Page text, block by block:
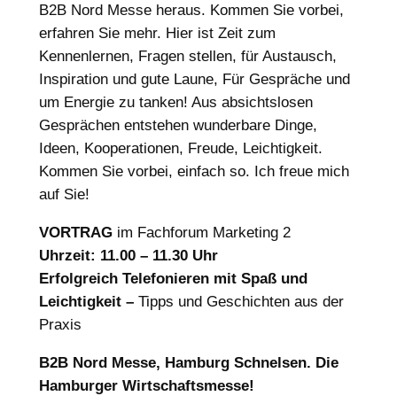
B2B Nord Messe heraus. Kommen Sie vorbei,
erfahren Sie mehr. Hier ist Zeit zum
Kennenlernen, Fragen stellen, für Austausch,
Inspiration und gute Laune, Für Gespräche und
um Energie zu tanken! Aus absichtslosen
Gesprächen entstehen wunderbare Dinge,
Ideen, Kooperationen, Freude, Leichtigkeit.
Kommen Sie vorbei, einfach so. Ich freue mich
auf Sie!
VORTRAGim Fachforum Marketing 2
Uhrzeit: 11.00 – 11.30 Uhr
Erfolgreich Telefonieren mit Spaß und
Leichtigkeit – Tipps und Geschichten aus der
Praxis
B2B Nord Messe, Hamburg Schnelsen. Die
Hamburger Wirtschaftsmesse!